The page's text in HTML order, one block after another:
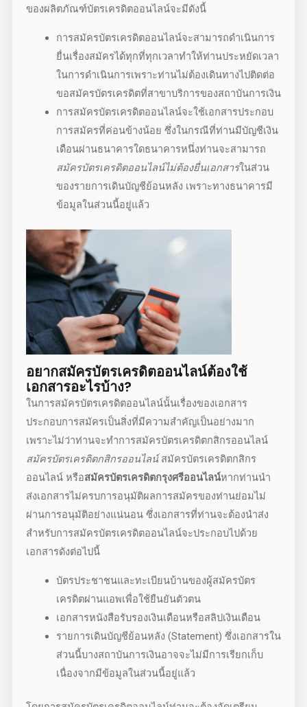
ของผลิตภัณฑ์บัตรเครดิตออนไลน์จะมีดังนี้
การสมัครบัตรเครดิตออนไลน์จะสามารถดำเนินการ
ยื่นเรื่องสมัครได้ทุกที่ทุกเวลาทำให้ท่านประหยัดเวลา
ในการดำเนินการเพราะท่านไม่ต้องเดินทางไปติดต่อ
ขอสมัครบัตรเครดิตที่สาขาบริการของสถาบันการเงิน
การสมัครบัตรเครดิตออนไลน์จะใช้เอกสารประกอบ
การสมัครที่ค่อนข้างน้อย ซึ่งในกรณีที่ท่านมีบัญชีเงิน
เดือนผ่านธนาคารใดธนาคารหนึ่งท่านจะสามารถ
สมัครบัตรเครดิตออนไลน์ไม่ต้องยื่นเอกสารในส่วน
ของรายการเดินบัญชีย้อนหลัง เพราะทางธนาคารมี
ข้อมูลในส่วนนี้อยู่แล้ว
อยากสมัครบัตรเครดิตออนไลน์ต้องใช้
เอกสารอะไรบ้าง?
ในการสมัครบัตรเครดิตออนไลน์นั้นเรื่องของเอกสาร
ประกอบการสมัครเป็นสิ่งที่มีความสำคัญเป็นอย่างมาก
เพราะไม่ว่าท่านจะทำการสมัครบัตรเครดิตกสิกรออนไลน์
สมัครบัตรเครดิตกสิกรออนไลน์สมัครบัตรเครดิตกสิกร
ออนไลน์ หรือสมัครบัตรเครดิตกรุงศรีออนไลน์หากท่านนำ
ส่งเอกสารไม่ครบการอนุมัติผลการสมัครของท่านย่อมไม่
ผ่านการอนุมัติอย่างแน่นอน ซึ่งเอกสารที่ท่านจะต้องนำส่ง
สำหรับการสมัครบัตรเครดิตออนไลน์จะประกอบไปด้วย
เอกสารดังต่อไปนี้
บัตรประชาชนและทะเบียนบ้านของผู้สมัครบัตร
เครดิตผ่านแอพเพื่อใช้ยืนยันตัวตน
เอกสารหนังสือรับรองเงินเดือนหรือสลิปเงินเดือน
รายการเดินบัญชีย้อนหลัง (Statement) ซึ่งเอกสารใน
ส่วนนี้บางสถาบันการเงินอาจจะไม่มีการเรียกเก็บ
เนื่องจากมีข้อมูลในส่วนนี้อยู่แล้ว